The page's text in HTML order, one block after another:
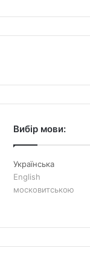
Вибір мови:
Українська
English
московитською